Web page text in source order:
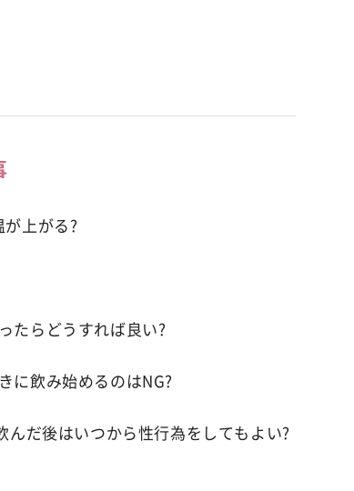
上がる?
たらどうすれば良い?
に飲み始めるのはNG?
だ後はいつから性行為をしてもよい?